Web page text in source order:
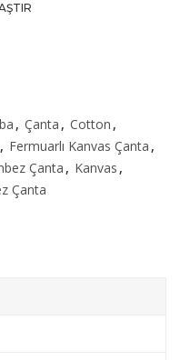
, Çanta , Cotton ,
, Fermuarlı Kanvas Çanta ,
Çanta , Kanvas ,
Çanta